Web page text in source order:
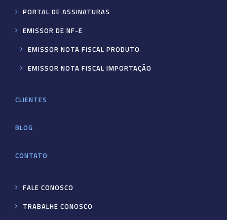
PORTAL DE ASSINATURAS
EMISSOR DE NF-E
EMISSOR NOTA FISCAL PRODUTO
EMISSOR NOTA FISCAL IMPORTAÇÃO
CLIENTES
BLOG
CONTATO
FALE CONOSCO
TRABALHE CONOSCO